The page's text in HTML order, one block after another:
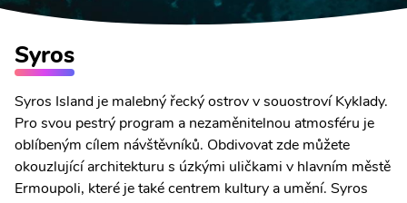
Syros
Syros Island je malebný řecký ostrov v souostroví Kyklady.
Pro svou pestrý program a nezaměnitelnou atmosféru je
oblíbeným cílem návštěvníků. Obdivovat zde můžete
okouzlující architekturu s úzkými uličkami v hlavním městě
Ermoupoli, které je také centrem kultury a umění. Syros